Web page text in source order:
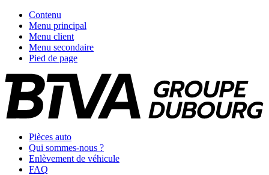
Contenu
Menu principal
Menu client
Menu secondaire
Pied de page
Pièces auto
Qui sommes-nous ?
Enlèvement de véhicule
FAQ